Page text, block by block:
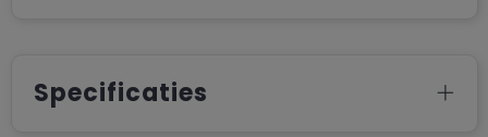
Specificaties